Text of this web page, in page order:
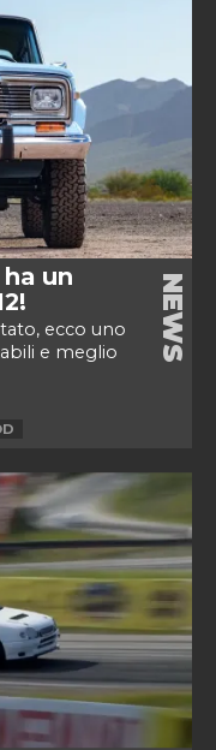
un
ecco uno
e meglio
NEWS